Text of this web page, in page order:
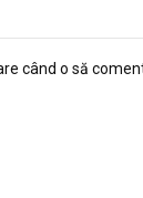
când o să